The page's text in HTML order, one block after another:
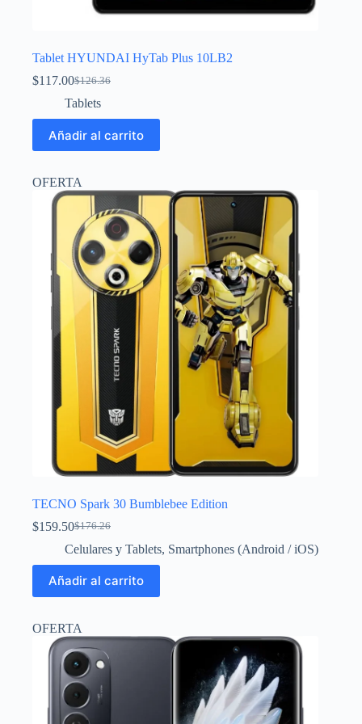
Tablet HYUNDAI HyTab Plus 10LB2
$126.36
El
precio
original
era:
$126.36.
$117.00El
precio
actual
es:
$117.00.
Tablets
Añadir al carrito
OFERTA
TECNO Spark 30 Bumblebee Edition
$176.26
El
precio
era:
$176.26.
$159.50El
precio
es:
$159.50.
Celulares y Tablets, Smartphones (Android / iOS)
Añadir al carrito
OFERTA